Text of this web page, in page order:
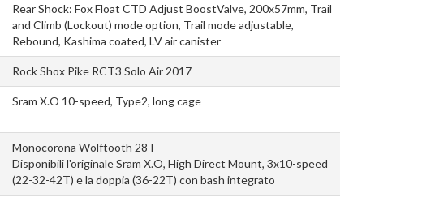
Rear Shock: Fox Float CTD Adjust BoostValve, 200x57mm, Trail
and Climb (Lockout) mode option, Trail mode adjustable,
Rebound, Kashima coated, LV air canister
Rock Shox Pike RCT3 Solo Air 2017
Sram X.O 10-speed, Type2, long cage
Monocorona Wolftooth 28T
Disponibili l'originale Sram X.O, High Direct Mount, 3x10-speed
(22-32-42T) e la doppia (36-22T) con bash integrato